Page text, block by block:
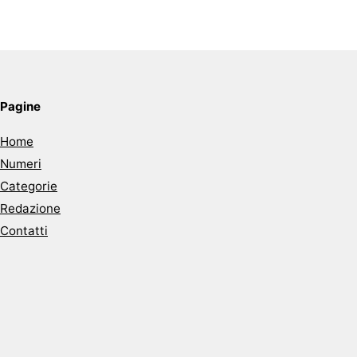
Pagine
Home
Numeri
Categorie
Redazione
Contatti